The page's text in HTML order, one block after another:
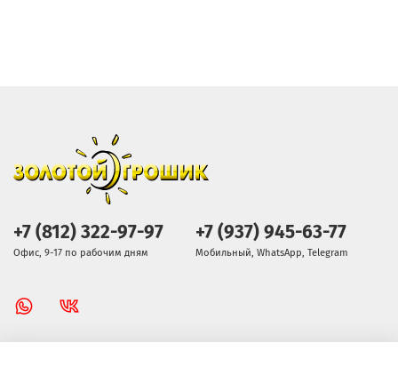
+7 (812) 322-97-97
Офис, 9-17 по рабочим дням
+7 (937) 945-63-77
Мобильный, WhatsApp, Telegram